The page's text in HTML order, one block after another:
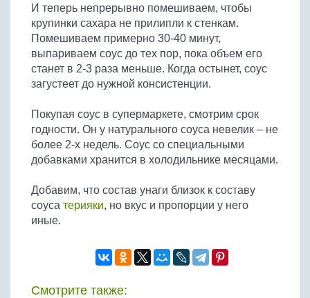
И теперь непрерывно помешиваем, чтобы
крупинки сахара не прилипли к стенкам.
Помешиваем примерно 30-40 минут,
выпариваем соус до тех пор, пока объем его
станет в 2-3 раза меньше. Когда остынет, соус
загустеет до нужной консистенции.
Покупая соус в супермаркете, смотрим срок
годности. Он у натурального соуса невелик – не
более 2-х недель. Соус со специальными
добавками хранится в холодильнике месяцами.
Добавим, что состав унаги близок к составу
соуса терияки, но вкус и пропорции у него
иные.
Смотрите также: